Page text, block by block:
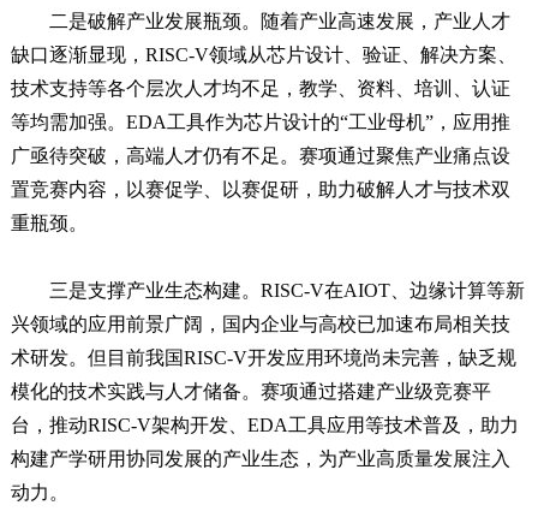
二是破解产业发展瓶颈。随着产业高速发展，产业人才
缺口逐渐显现，RISC-V领域从芯片设计、验证、解决方案、
技术支持等各个层次人才均不足，教学、资料、培训、认证
等均需加强。EDA工具作为芯片设计的“工业母机”，应用推
广亟待突破，高端人才仍有不足。赛项通过聚焦产业痛点设
置竞赛内容，以赛促学、以赛促研，助力破解人才与技术双
重瓶颈。
三是支撑产业生态构建。RISC-V在AIOT、边缘计算等新
兴领域的应用前景广阔，国内企业与高校已加速布局相关技
术研发。但目前我国RISC-V开发应用环境尚未完善，缺乏规
模化的技术实践与人才储备。赛项通过搭建产业级竞赛平
台，推动RISC-V架构开发、EDA工具应用等技术普及，助力
构建产学研用协同发展的产业生态，为产业高质量发展注入
动力。